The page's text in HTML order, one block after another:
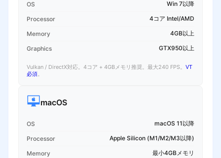
OS Win 7以降
Processor 4コア Intel/AMD
Memory 4GB以上
Graphics GTX950以上
Vulkan / DirectX対応。4コア + 4GBメモリ推奨。最大240 FPS。 VT
必須。
macOS
OS macOS 11以降
Processor Apple Silicon (M1/M2/M3以降)
Memory 最小4GBメモリ